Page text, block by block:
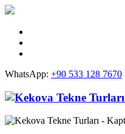
WhatsApp: +90 533 128 7670